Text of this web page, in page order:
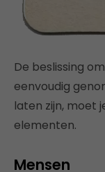
De beslissing
eenvoudig
laten zijn, moet
elementen.
Mensen